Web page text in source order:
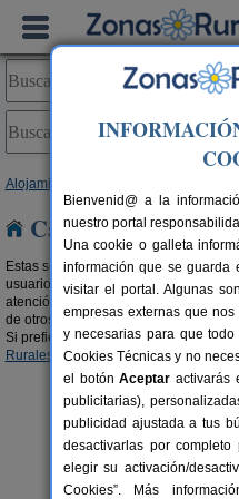
Alojamientos
Casas
Estas son las casa recomendadas
usuarios. Por su ubicación, por sus
atención del propietario,... Si eres de
de otros viajeros, estos son los
Si prefieres aprovechar grandes
Rurales con ofertas.
Bienvenid@ a la
nuestro portal
Una cookie o galleta
información que se guarda
visitar el portal. Algunas
empresas externas que
y necesarias para que
Cookies Técnicas y no
el botónAceptar activarás
publicitarias),
publicidad ajustada a tus
desactivarlas por
elegir su activación/
Cookies”. Más